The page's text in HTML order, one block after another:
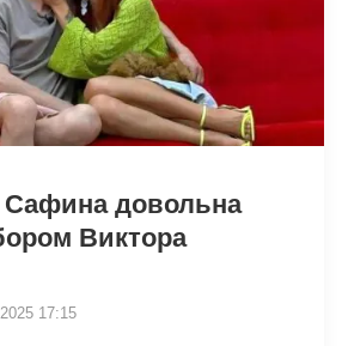
Сафина довольна
Виктора
17:15